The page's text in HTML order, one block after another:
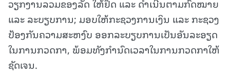
ວຽກງານລວມຂອງລັດ ໃຫ້ຢຶດ ແລະ ດໍາເນີນຕາມກົດໝາຍ
ແລະ ລະບຽບການ; ມອບໃຫ້ກະຊວງການເງິນ ແລະ ກະຊວງ
ປ້ອງກັນຄວາມສະຫງົບ ອອກລະບຽບການເປັນອັນລະອຽດ
ໃນການກວດກາ, ພ້ອມທັງກໍານົດເວລາໃນການກວດກາໃຫ້
ຊັດເຈນ.